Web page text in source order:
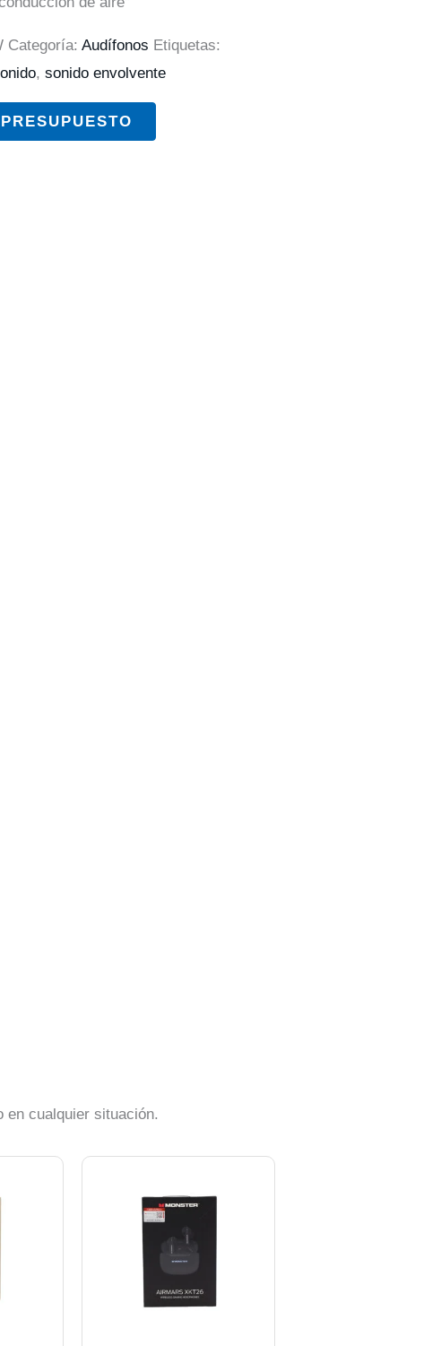
Categoría: Audífonos Etiquetas:
, sonido envolvente
en cualquier situación.